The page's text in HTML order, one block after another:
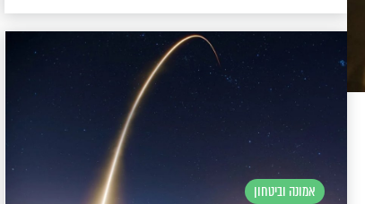
אמונה וביטחון